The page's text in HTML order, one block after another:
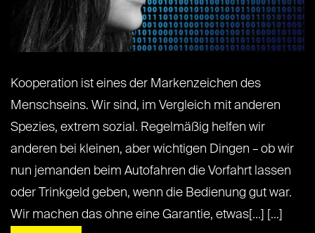
Kooperation ist eines der Markenzeichen des
Menschseins. Wir sind, im Vergleich mit anderen
Spezies, extrem sozial. Regelmäßig helfen wir
anderen bei kleinen, aber wichtigen Dingen – ob wir
nun jemanden beim Autofahren die Vorfahrt lassen
oder Trinkgeld geben, wenn die Bedienung gut war.
Wir machen das ohne eine Garantie, etwas[...] [...]